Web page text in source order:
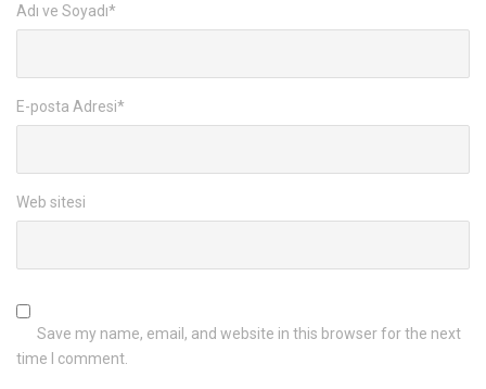
Adı ve Soyadı*
E-posta Adresi*
Web sitesi
Save my name, email, and website in this browser for the next
time I comment.